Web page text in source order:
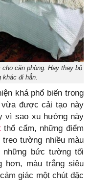
căn phòng. Hay thay bộ
khác đi hẳn.
khá phổ biến trong
vừa được cải tạo này
vì sao xu hướng này
thổ cẩm, những điểm
tường nhiều màu
bức tường tối
hơn, màu trắng siêu
giác một chút đặc